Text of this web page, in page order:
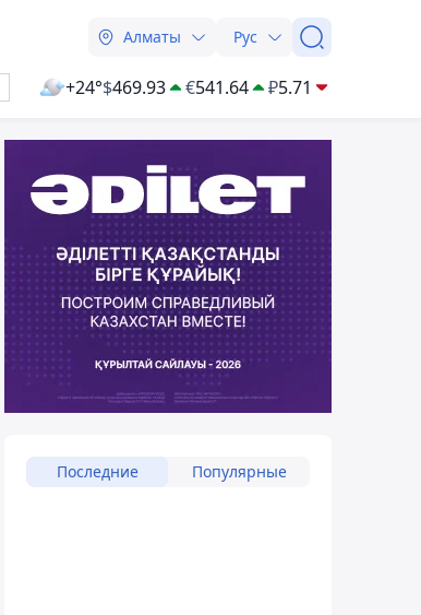
Алматы Рус
+24°$469.93 €541.64 ₽5.71
Последние Популярные